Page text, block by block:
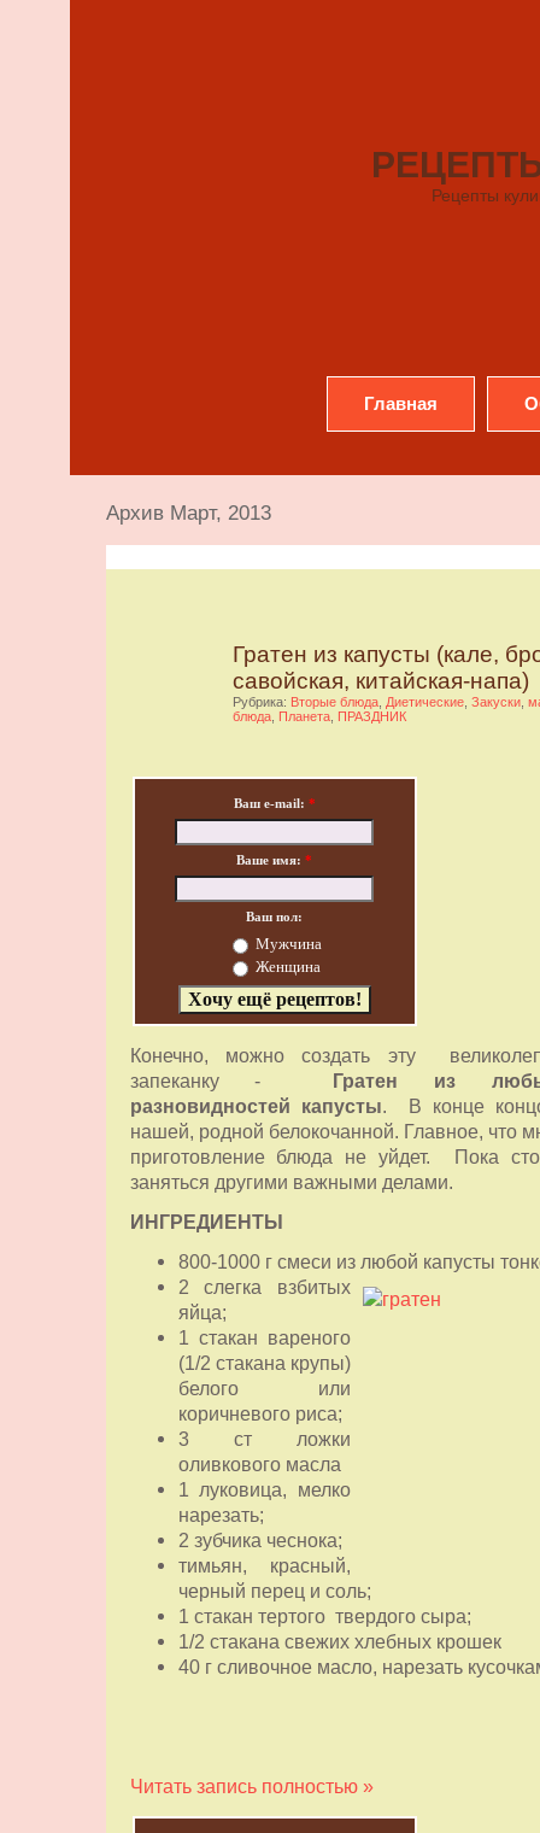
Рецепты
Главная
Архив Март, 2013
Гратен из капусты (кале,
савойская, китайская-напа)
Рубрика: Вторые блюда, Диетические, Закуски,
блюда, Планета, ПРАЗДНИК
Ваш e-mail: *
Ваше имя: *
Ваш пол:
Мужчина
Женщина
Конечно, можно создать эту
запеканку - Гратен из
разновидностей капусты . В конце
нашей, родной белокочанной. Главное, что
приготовление блюда не уйдет. Пока
заняться другими важными делами.
ИНГРЕДИЕНТЫ
800-1000 г смеси из любой капусты
2 слегка взбитых
яйца;
1 стакан вареного
(1/2 стакана крупы)
белого или
коричневого риса;
3 ст ложки
оливкового масла
1 луковица, мелко
нарезать;
2 зубчика чеснока;
тимьян, красный,
черный перец и соль;
1 стакан тертого твердого сыра;
1/2 стакана свежих хлебных крошек
40 г сливочное масло, нарезать
Читать запись полностью »